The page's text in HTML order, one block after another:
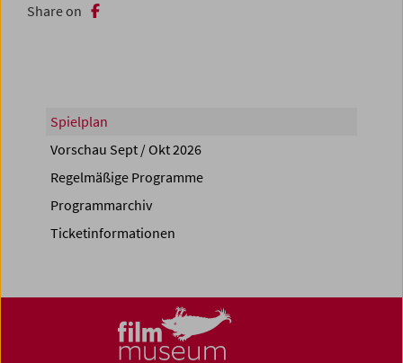
Share on
Spielplan
Vorschau Sept / Okt 2026
Regelmäßige Programme
Programmarchiv
Ticketinformationen